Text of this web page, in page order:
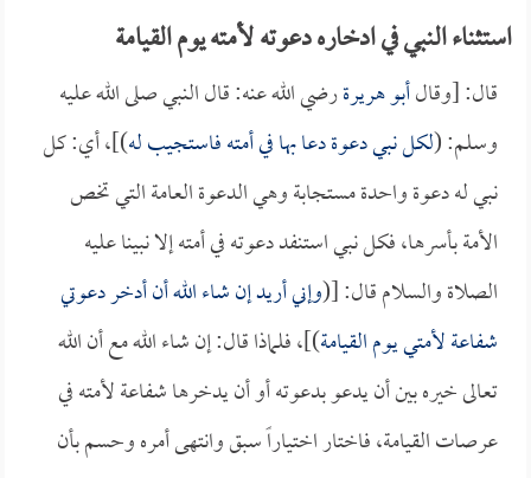
استثناء النبي في ادخاره دعوته لأمته يوم القيامة
قال: [وقالأبو هريرةرضي الله عنه: قال النبي صلى الله عليه
وسلم: (لكل نبي دعوة دعا بها في أمته فاستجيب له)]، أي: كل
نبي له دعوة واحدة مستجابة وهي الدعوة العامة التي تخص
الأمة بأسرها، فكل نبي استنفد دعوته في أمته إلا نبينا عليه
الصلاة والسلام قال: [(وإني أريد إن شاء الله أن أدخر دعوتي
شفاعة لأمتي يوم القيامة)]، فلماذا قال: إن شاء الله مع أن الله
تعالى خيره بين أن يدعو بدعوته أو أن يدخرها شفاعة لأمته في
عرصات القيامة، فاختار اختياراً سبق وانتهى أمره وحسم بأن